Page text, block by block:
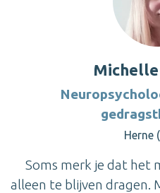
Herne
Soms merk je dat het
alleen te blijven dragen.